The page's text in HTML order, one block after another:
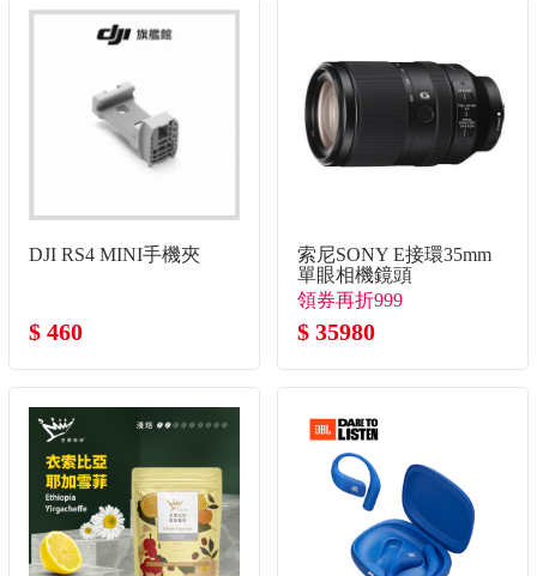
DJI RS4 MINI手機夾
$ 460
索尼SONY E接環35mm
單眼相機鏡頭
領券再折999
$ 35980